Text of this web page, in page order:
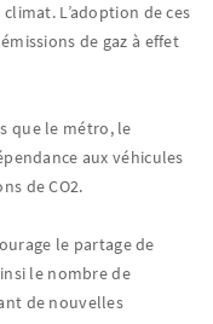
L’adoption de ces
de gaz à effet
que le métro, le
aux véhicules
de CO2.
le partage de
le nombre de
de nouvelles